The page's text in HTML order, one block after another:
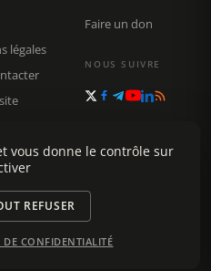
légales
Faire un don
NOUS SUIVRE
· Tous droits réservés ·
vous donne le contrôle sur
REFUSER
DE CONFIDENTIALITÉ